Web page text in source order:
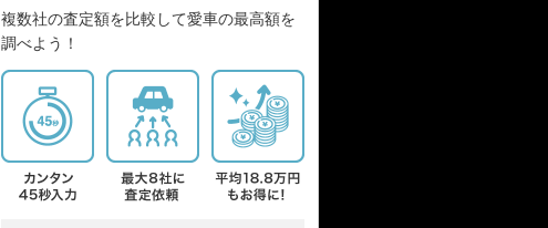
複数社の査定額を比較して愛車の最高額を
調べよう！